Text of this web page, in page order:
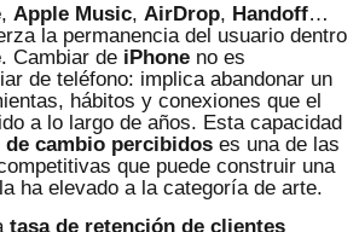
, Apple Music, AirDrop, Handoff…
la permanencia del usuario dentro
. Cambiar de iPhone no es
de teléfono: implica abandonar un
hábitos y conexiones que el
a lo largo de años. Esta capacidad
de cambio percibidos es una de las
que puede construir una
la ha elevado a la categoría de arte.
tasa de retención de clientes